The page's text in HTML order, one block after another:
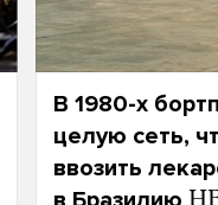
В 1980-х
целую сеть,
ввозить